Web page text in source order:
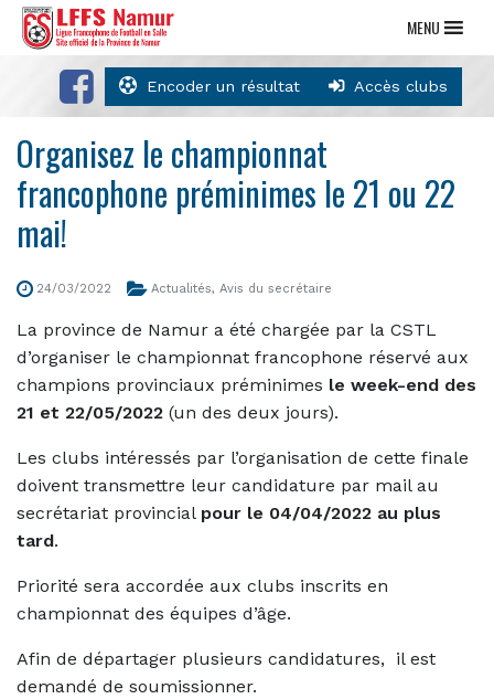
Encoder un résultat Accès clubs
MENU
Organisez le championnat
francophone préminimes le 21 ou 22
mai!
24/03/2022 Actualités, Avis du secrétaire
La province de Namur a été chargée par la CSTL
d’organiser le championnat francophone réservé aux
champions provinciaux préminimes le week-end des
21 et 22/05/2022 (un des deux jours).
Les clubs intéressés par l’organisation de cette finale
doivent transmettre leur candidature par mail au
secrétariat provincial pour le 04/04/2022 au plus
tard.
Priorité sera accordée aux clubs inscrits en
championnat des équipes d’âge.
Afin de départager plusieurs candidatures, il est
demandé de soumissionner.